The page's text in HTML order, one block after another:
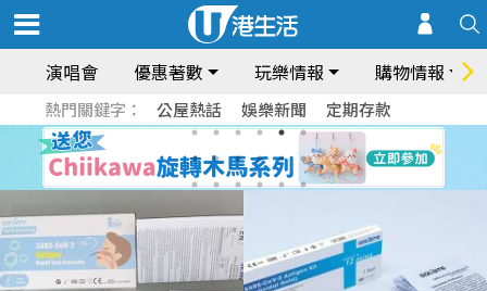
演唱會 優惠著數 玩樂情報 購物情報
熱門關鍵字： 公屋熱話 娛樂新聞 定期存款